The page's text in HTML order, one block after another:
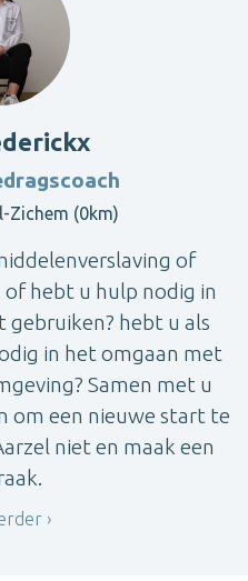
Zichem (0km)
of
hebt u hulp nodig in
hebt u als
in het omgaan met
Samen met u
om een nieuwe start te
niet en maak een